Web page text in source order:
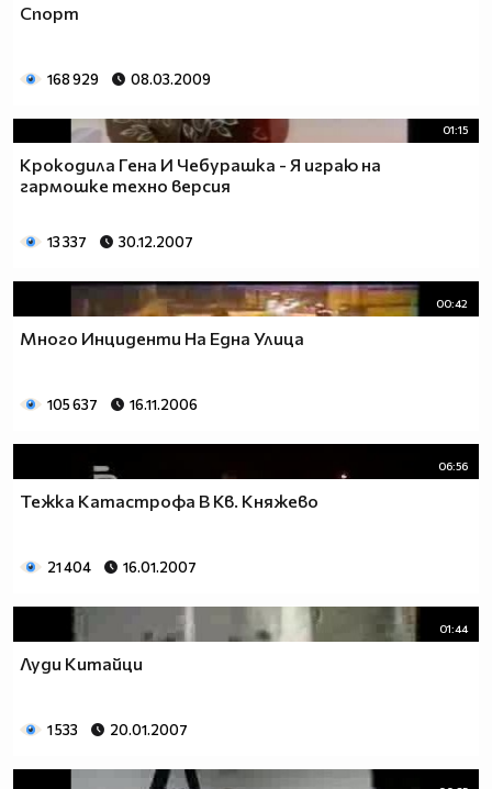
Спорт
168 929 08.03.2009
01:15
Крокодила Гена И Чебурашка - Я играю на
гармошке техно версия
13 337 30.12.2007
00:42
Много Инциденти На Една Улица
105 637 16.11.2006
06:56
Тежка Катастрофа В Кв. Княжево
21 404 16.01.2007
01:44
Луди Китайци
1 533 20.01.2007